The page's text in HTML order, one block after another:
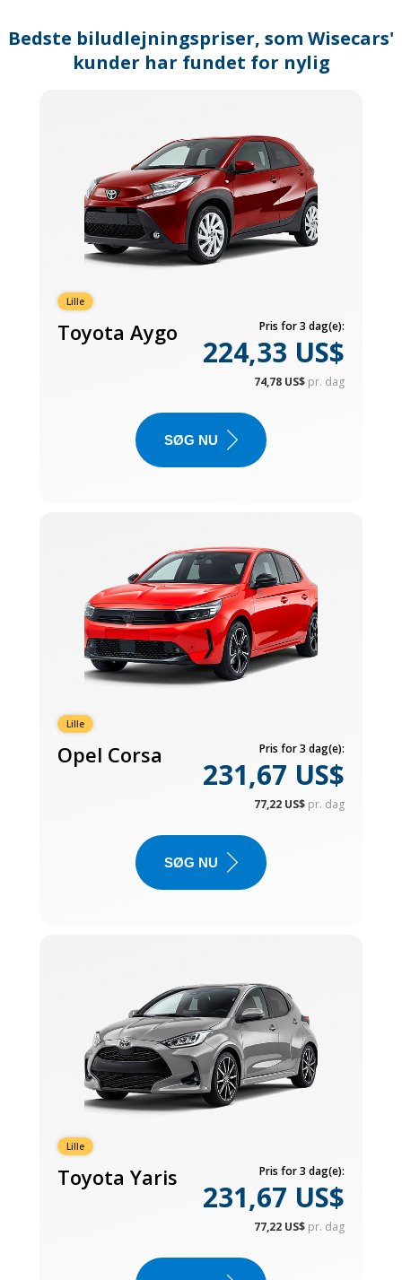
dates.
Bedste biludlejningspriser, som Wisecars'
kunder har fundet for nylig
Lille
Toyota Aygo Pris for 3 dag(e):
224,33 US$
74,78 US$ pr. dag
SØG NU
Lille
Opel Corsa Pris for 3 dag(e):
231,67 US$
77,22 US$ pr. dag
SØG NU
Lille
Toyota Yaris Pris for 3 dag(e):
231,67 US$
77,22 US$ pr. dag